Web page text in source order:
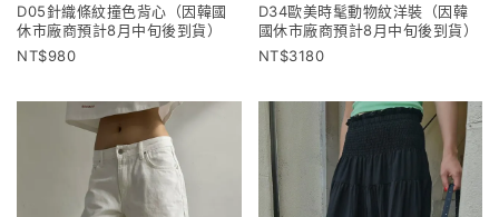
D05針織條紋撞色背心（因韓國
休市廠商預計8月中旬後到貨）
980
D34歐美時髦動物紋洋裝（因韓
國休市廠商預計8月中旬後到貨）
3180